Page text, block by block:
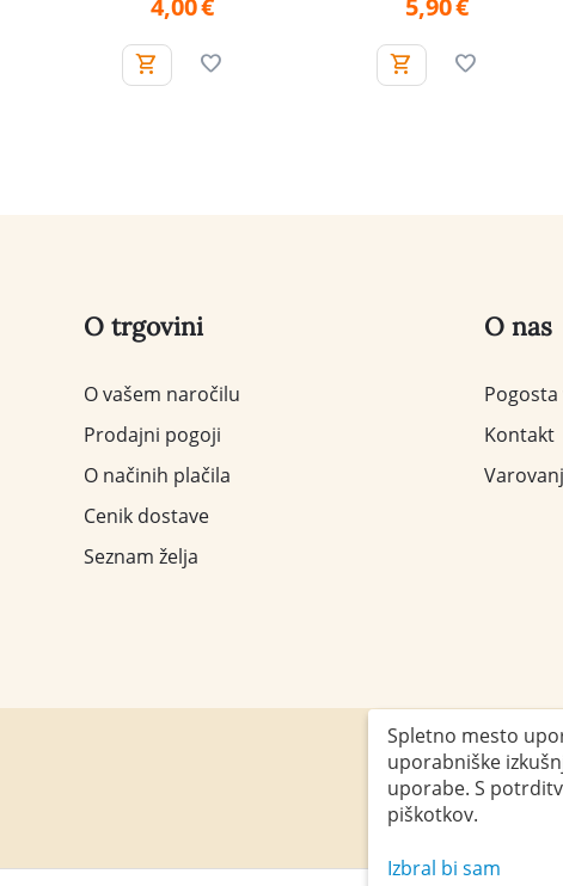
4,00€ 5,90€
O trgovini
O vašem naročilu
Prodajni pogoji
O načinih plačila
Cenik dostave
Seznam želja
O nas
Kontakt
Obiščite nas
Spletno mesto
uporabniške
uporabe. S
piškotkov.
Izbral bi sam